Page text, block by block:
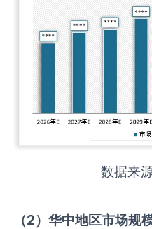
数据来
（2）华中地区市场规